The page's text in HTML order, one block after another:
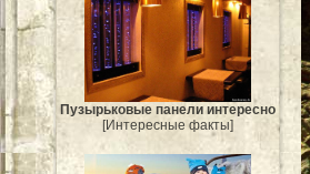
Пузырьковые панели интересно
[Интересные факты]